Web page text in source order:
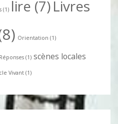
(1) lire (7)Livres
Orientation (1)
(1) scènes locales
Vivant (1)